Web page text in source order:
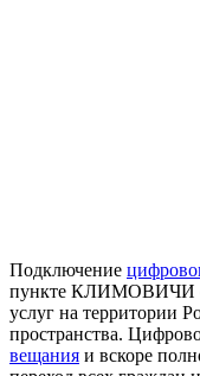
Подключение
пункте КЛИМОВИЧИ
услуг на территории
пространства.
вещания и вскоре